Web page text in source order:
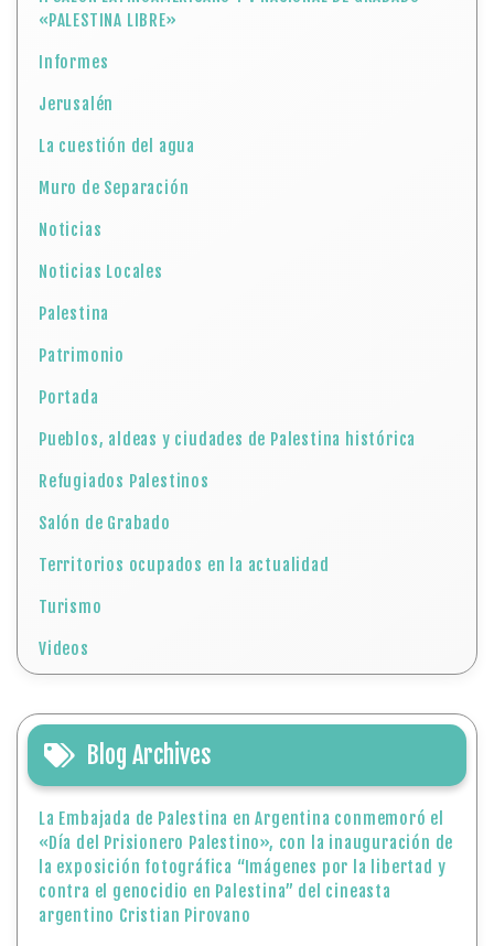
«PALESTINA LIBRE»
Informes
Jerusalén
La cuestión del agua
Muro de Separación
Noticias
Noticias Locales
Palestina
Patrimonio
Portada
Pueblos, aldeas y ciudades de Palestina histórica
Refugiados Palestinos
Salón de Grabado
Territorios ocupados en la actualidad
Turismo
Videos
Blog Archives
La Embajada de Palestina en Argentina conmemoró el
«Día del Prisionero Palestino», con la inauguración de
la exposición fotográfica “Imágenes por la libertad y
contra el genocidio en Palestina” del cineasta
argentino Cristian Pirovano